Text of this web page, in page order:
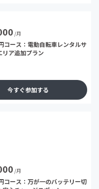
/月
コース：電動自転車レンタルサ
リア追加プラン
今すぐ参加する
/月
コース：万が一のバッテリー切